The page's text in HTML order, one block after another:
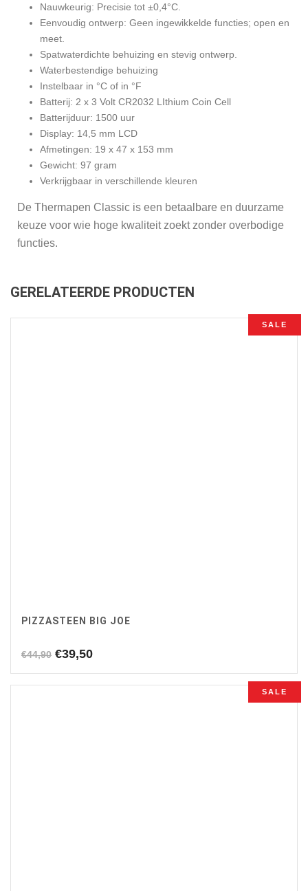
Nauwkeurig: Precisie tot ±0,4°C.
Eenvoudig ontwerp: Geen ingewikkelde functies; open en
meet.
Spatwaterdichte behuizing en stevig ontwerp.
Waterbestendige behuizing
Instelbaar in °C of in °F
Batterij: 2 x 3 Volt CR2032 LIthium Coin Cell
Batterijduur: 1500 uur
Display: 14,5 mm LCD
Afmetingen: 19 x 47 x 153 mm
Gewicht: 97 gram
Verkrijgbaar in verschillende kleuren
De Thermapen Classic is een betaalbare en duurzame
keuze voor wie hoge kwaliteit zoekt zonder overbodige
functies.
GERELATEERDE PRODUCTEN
SALE
PIZZASTEEN BIG JOE
€44,90 Oorspronkelijke
was:
€39,50Huidige
is:
SALE